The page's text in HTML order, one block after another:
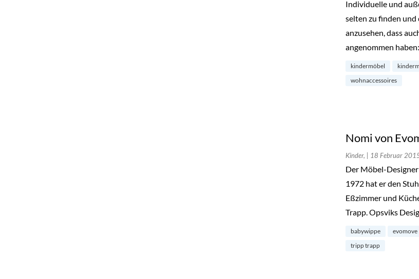
Individuelle und
selten zu finden
anzusehen, dass
angenommen
kindermöbel
wohnaccessoires
Nomi von
Kinder, | 18 Februar
Der Möbel-
1972 hat er den
Eßzimmer und
Trapp. Opsviks
babywippe evomove
tripp trapp